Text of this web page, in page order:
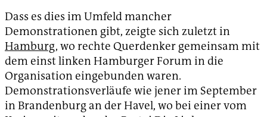
Dass es dies im Umfeld mancher
Demonstrationen gibt, zeigte sich zuletzt in
Hamburg, wo rechte Querdenker gemeinsam mit
dem einst linken Hamburger Forum in die
Organisation eingebunden waren.
Demonstrationsverläufe wie jener im September
in Brandenburg an der Havel, wo bei einer vom